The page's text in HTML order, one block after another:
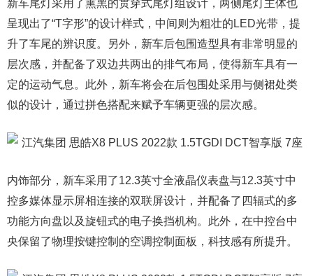
新车尾灯采用了熏黑的贯穿式尾灯组设计，两侧尾灯主体也
呈现出了“T字形”的设计样式，中间则为粗壮的LED光带，提
升了车尾的辨识度。另外，新车后包围造型具有非常明显的
层次感，并配备了双边共两出的排气布局，使得新车具有一
定的运动气息。此外，新车将会在后包围处采用与侧裙处类
似的设计，通过拼色搭配来赋予车辆更强的层次感。
内饰部分，新车采用了12.3英寸全液晶仪表盘与12.3英寸中
控多媒体显示屏相连接的双联屏设计，并配备了四辐式的多
功能方向盘以及旋钮式的电子换挡机构。此外，在中控台中
央保留了物理按键控制的空调控制面板，科技感有所提升。